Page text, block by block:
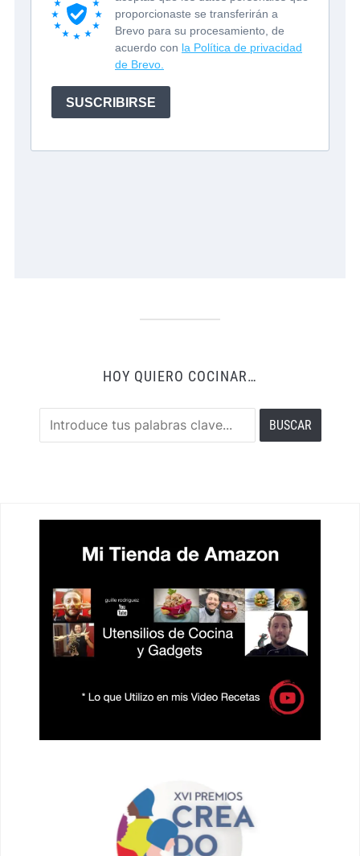
HOY QUIERO COCINAR…